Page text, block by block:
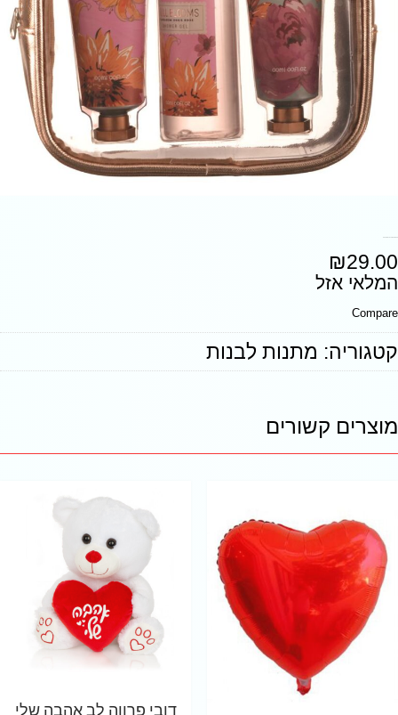
₪29.00
המלאי אזל
Compare
קטגוריה: מתנות לבנות
מוצרים קשורים
דובי פרווה לב אהבה שלי